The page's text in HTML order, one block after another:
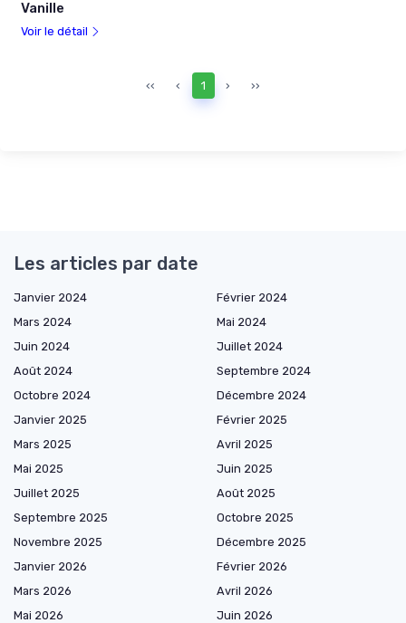
Vanille
Voir le détail
‹‹ ‹ 1 › ››
Les articles par date
Janvier 2024
Février 2024
Mars 2024
Mai 2024
Juin 2024
Juillet 2024
Août 2024
Septembre 2024
Octobre 2024
Décembre 2024
Janvier 2025
Février 2025
Mars 2025
Avril 2025
Mai 2025
Juin 2025
Juillet 2025
Août 2025
Septembre 2025
Octobre 2025
Novembre 2025
Décembre 2025
Janvier 2026
Février 2026
Mars 2026
Avril 2026
Mai 2026
Juin 2026